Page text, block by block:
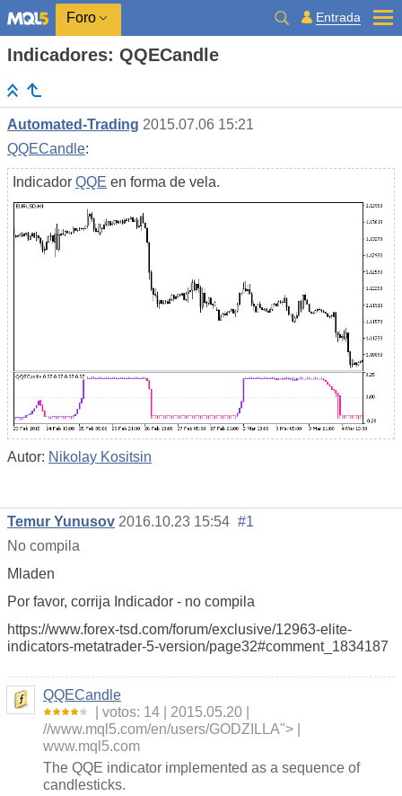
Foro Entrada
Indicadores: QQECandle
Automated-Trading 2015.07.06 15:21
QQECandle:
Indicador QQE en forma de vela.
Autor: Nikolay Kositsin
Temur Yunusov 2016.10.23 15:54 #1
No compila
Mladen
Por favor, corrija Indicador - no compila
https://www.forex-tsd.com/forum/exclusive/12963-elite-
indicators-metatrader-5-version/page32#comment_1834187
QQECandle
votos: 14
2015.05.20
//www.mql5.com/en/users/GODZILLA">
www.mql5.com
The QQE indicator implemented as a sequence of
candlesticks.